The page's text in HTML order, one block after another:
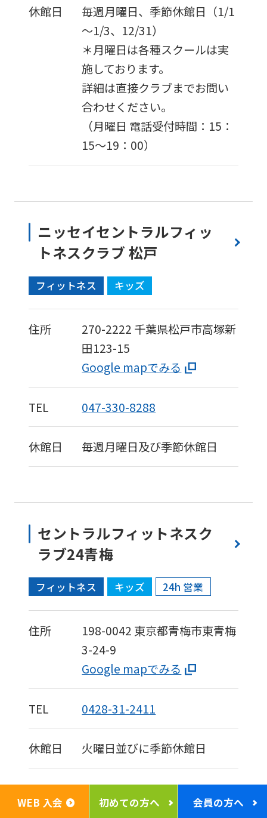
休館日
毎週月曜日、季節休館日（1/1
～1/3、12/31）
＊月曜日は各種スクールは実
施しております。
詳細は直接クラブまでお問い
合わせください。
（月曜日 電話受付時間：15：
15〜19：00）
ニッセイセントラルフィッ
トネスクラブ 松戸
フィットネス キッズ
住所 270-2222 千葉県松戸市高塚新
田123-15
Google mapでみる
TEL 047-330-8288
休館日 毎週月曜日及び季節休館日
セントラルフィットネスク
ラブ24青梅
フィットネス キッズ 24h 営業
住所 198-0042 東京都青梅市東青梅
3-24-9
Google mapでみる
TEL 0428-31-2411
休館日 火曜日並びに季節休館日
WEB 入会 初めての方へ 会員の方へ